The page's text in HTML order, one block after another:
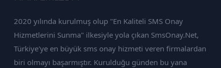
2020 yılında kurulmuş olup "En Kaliteli SMS Onay
Hizmetlerini Sunma" ilkesiyle yola çıkan SmsOnay.Net,
Türkiye'ye en büyük sms onay hizmeti veren firmalardan
biri olmayı başarmıştır. Kurulduğu günden bu yana